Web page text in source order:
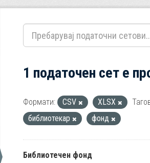
1 податочен сет е
Формати: CSV XLSX
библиотекар
фонд
Библиотечен фонд